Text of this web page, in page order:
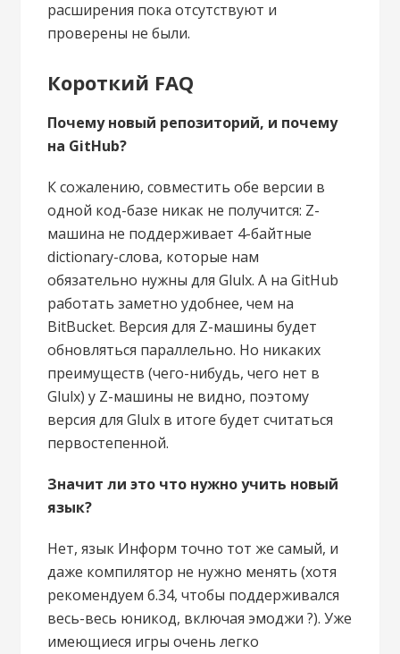
расширения пока отсутствуют и
проверены не были.
Короткий FAQ
Почему новый репозиторий, и почему
на GitHub?
К сожалению, совместить обе версии в
одной код-базе никак не получится: Z-
машина не поддерживает 4-байтные
dictionary-слова, которые нам
обязательно нужны для Glulx. А на GitHub
работать заметно удобнее, чем на
BitBucket. Версия для Z-машины будет
обновляться параллельно. Но никаких
преимуществ (чего-нибудь, чего нет в
Glulx) у Z-машины не видно, поэтому
версия для Glulx в итоге будет считаться
первостепенной.
Значит ли это что нужно учить новый
язык?
Нет, язык Информ точно тот же самый, и
даже компилятор не нужно менять (хотя
рекомендуем 6.34, чтобы поддерживался
весь-весь юникод, включая эмоджи ?). Уже
имеющиеся игры очень легко